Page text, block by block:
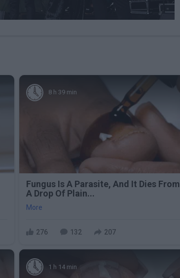
8 h 39 min
Fungus Is A Parasite, And It Dies From
A Drop Of Plain...
More
276 132 207
1 h 14 min